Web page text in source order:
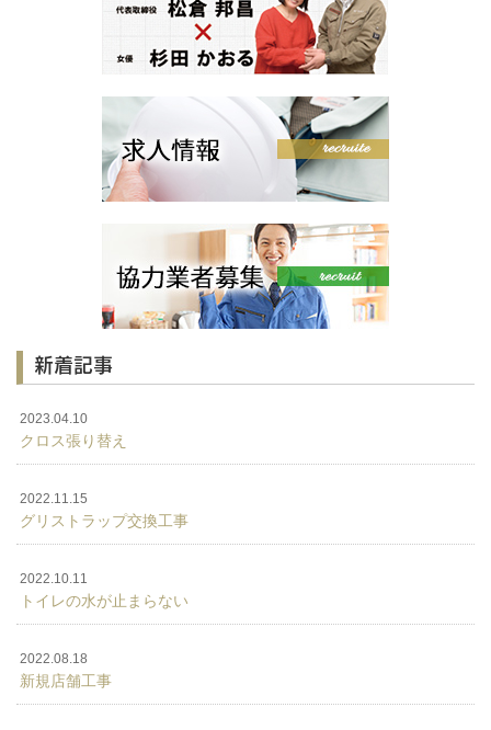
新着記事
2023.04.10
クロス張り替え
2022.11.15
グリストラップ交換工事
2022.10.11
トイレの水が止まらない
2022.08.18
新規店舗工事